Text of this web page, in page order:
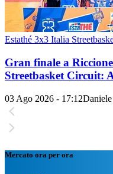
Estathé 3x3 Italia
Gran finale a
Streetbasket Circuit:
03 Ago 2026 - 17:12
Mercato ora per ora